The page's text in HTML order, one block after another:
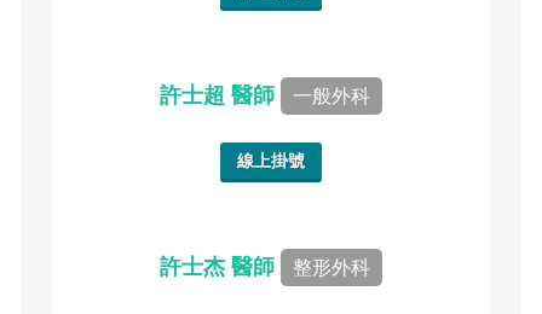
許士超 醫師 一般外科
線上掛號
許士杰 醫師 整形外科